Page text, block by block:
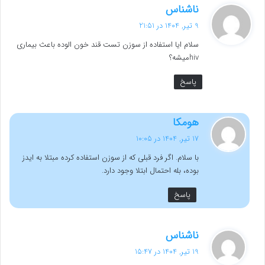
ناشناس
:
9 تیر, 1404 در 21:51
سلام ایا استفاده از سوزن تست قند خون الوده باعث بیماری
hivمیشه؟
پاسخ
هومکا
:
17 تیر, 1404 در 10:05
با سلام. اگر فرد قبلی که از سوزن استفاده کرده مبتلا به ایدز
بوده، بله احتمال ابتلا وجود دارد.
پاسخ
ناشناس
ف
19 تیر, 1404 در 15:47